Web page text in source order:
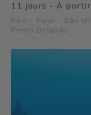
11 jours - À
Pico - Faial - São
Ponta Delgada